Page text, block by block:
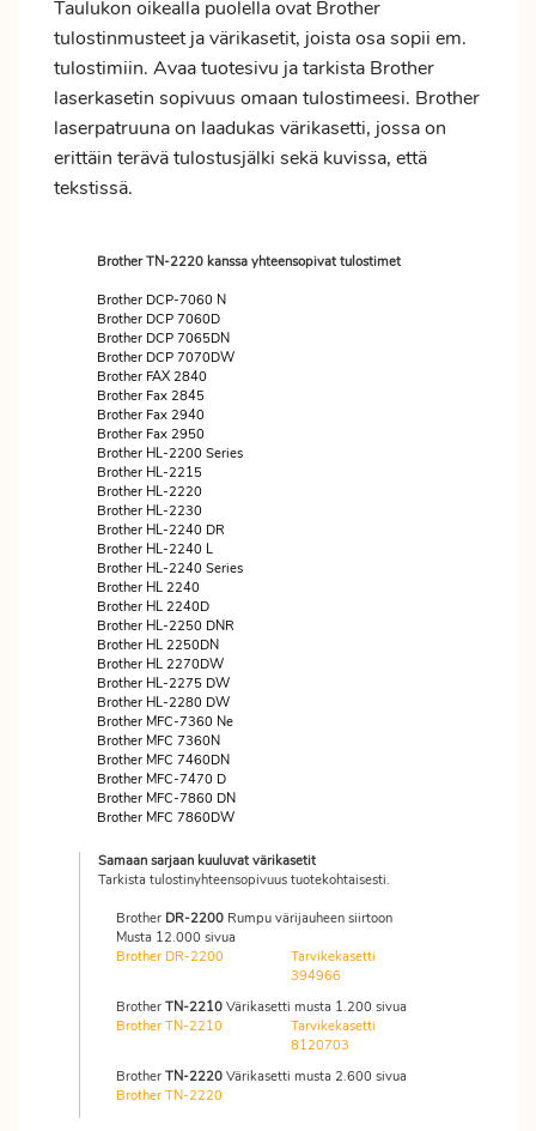
Taulukon oikealla puolella ovat Brother
tulostinmusteet ja värikasetit, joista osa sopii em.
tulostimiin. Avaa tuotesivu ja tarkista Brother
laserkasetin sopivuus omaan tulostimeesi. Brother
laserpatruuna on laadukas värikasetti, jossa on
erittäin terävä tulostusjälki sekä kuvissa, että
tekstissä.
Brother TN-2220 kanssa yhteensopivat tulostimet
Brother DCP-7060 N
Brother DCP 7060D
Brother DCP 7065DN
Brother DCP 7070DW
Brother FAX 2840
Brother Fax 2845
Brother Fax 2940
Brother Fax 2950
Brother HL-2200 Series
Brother HL-2215
Brother HL-2220
Brother HL-2230
Brother HL-2240 DR
Brother HL-2240 L
Brother HL-2240 Series
Brother HL 2240
Brother HL 2240D
Brother HL-2250 DNR
Brother HL 2250DN
Brother HL 2270DW
Brother HL-2275 DW
Brother HL-2280 DW
Brother MFC-7360 Ne
Brother MFC 7360N
Brother MFC 7460DN
Brother MFC-7470 D
Brother MFC-7860 DN
Brother MFC 7860DW
Samaan sarjaan kuuluvat värikasetit
Tarkista tulostinyhteensopivuus tuotekohtaisesti.
Brother DR-2200 Rumpu värijauheen siirtoon
Musta 12.000 sivua
Brother DR-2200
Tarvikekasetti
394966
Brother TN-2210 Värikasetti musta 1.200 sivua
Brother TN-2210
Tarvikekasetti
8120703
Brother TN-2220 Värikasetti musta 2.600 sivua
Brother TN-2220